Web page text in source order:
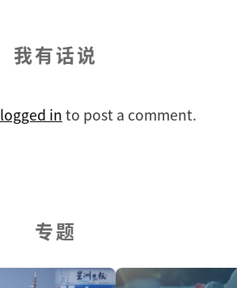
我有话说
logged in to post a comment.
专题